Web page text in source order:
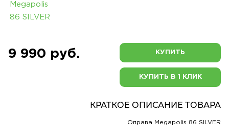
9 990 руб. КУПИТЬ
КУПИТЬ В 1 КЛИК
КРАТКОЕ ОПИСАНИЕ ТОВАРА
Оправа Megapolis 86 SILVER